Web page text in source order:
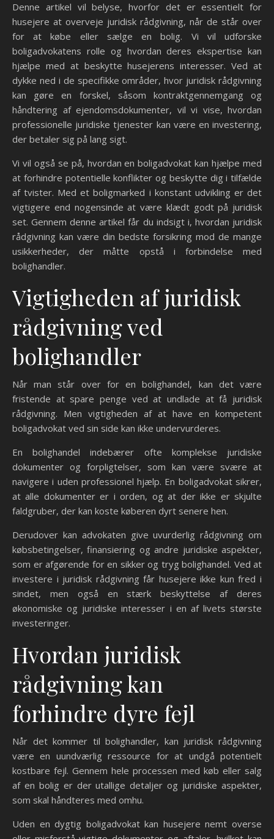
Denne artikel vil belyse, hvorfor det er essentielt for
husejere at overveje juridisk rådgivning, når de står over
for at købe eller sælge en bolig. Vi vil udforske
boligadvokatens rolle og hvordan deres ekspertise kan
hjælpe med at beskytte husejerens interesser. Ved at
dykke ned i de specifikke områder, hvor juridisk rådgivning
kan gøre en forskel, såsom kontraktgennemgang og
håndtering af ejendomsdokumenter, vil vi vise, hvordan
professionelle juridiske tjenester kan være en investering,
der betaler sig på lang sigt.
Vi vil også se på, hvordan en boligadvokat kan hjælpe med
at forhindre potentielle konflikter og beskytte dig i tilfælde
af tvister. Med et boligmarked i konstant udvikling er det
vigtigere end nogensinde at være klædt godt på juridisk
set. Gennem denne artikel får du indsigt i, hvordan juridisk
rådgivning kan være din bedste forsikring mod de mange
usikkerheder, der måtte opstå i forbindelse med
bolighandler.
Vigtigheden af juridisk
rådgivning ved
bolighandler
Når man står over for en bolighandel, kan det være
fristende at spare penge ved at undlade at få juridisk
rådgivning. Men vigtigheden af at have en kompetent
boligadvokat ved sin side kan ikke undervurderes.
En bolighandel indebærer ofte komplekse juridiske
dokumenter og forpligtelser, som kan være svære at
navigere i uden professionel hjælp. En boligadvokat sikrer,
at alle dokumenter er i orden, og at der ikke er skjulte
faldgruber, der kan koste køberen dyrt senere hen.
Derudover kan advokaten give uvurderlig rådgivning om
købsbetingelser, finansiering og andre juridiske aspekter,
som er afgørende for en sikker og tryg bolighandel. Ved at
investere i juridisk rådgivning får husejere ikke kun fred i
sindet, men også en stærk beskyttelse af deres
økonomiske og juridiske interesser i en af livets største
investeringer.
Hvordan juridisk
rådgivning kan
forhindre dyre fejl
Når det kommer til bolighandler, kan juridisk rådgivning
være en uundværlig ressource for at undgå potentielt
kostbare fejl. Gennem hele processen med køb eller salg
af en bolig er der utallige detaljer og juridiske aspekter,
som skal håndteres med omhu.
Uden en dygtig boligadvokat kan husejere nemt overse